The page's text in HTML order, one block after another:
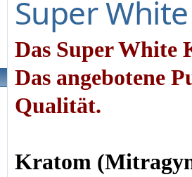
Super White
Das Super White
Das angebotene
Qualität.
Kratom